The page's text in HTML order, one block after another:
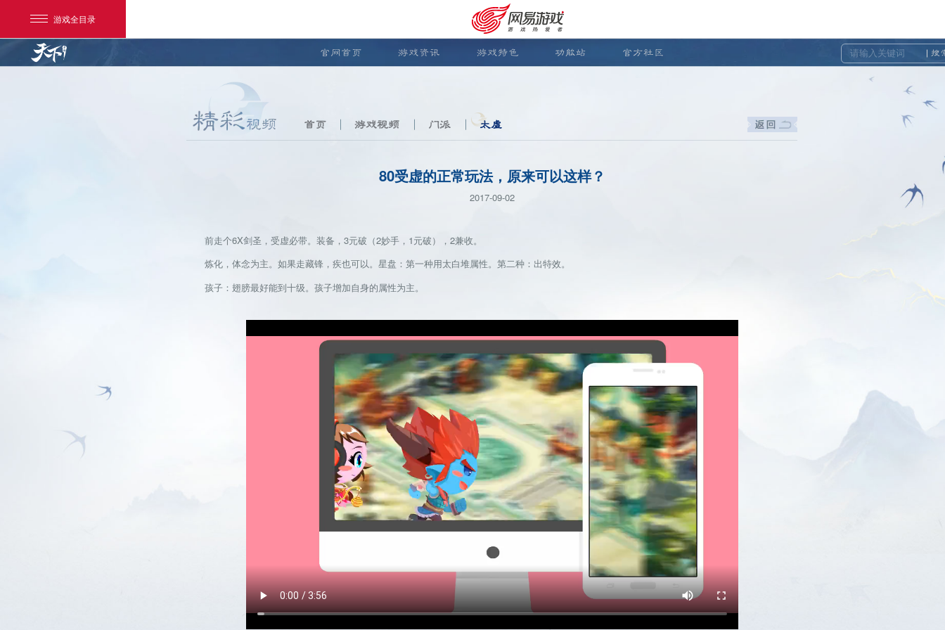
游戏全目录
官网首页 游戏资讯 游戏特色 功能站 官方社区 搜
首页 游戏视频 门派 太虚
80受虚的正常玩法，原来可以这样？
2017-09-02
前走个6X剑圣，受虚必带。装备，3元破（2妙手，1元破），2兼收。
炼化，体念为主。如果走藏锋，疾也可以。星盘：第一种用太白堆属性。第二种：出特效。
孩子：翅膀最好能到十级。孩子增加自身的属性为主。